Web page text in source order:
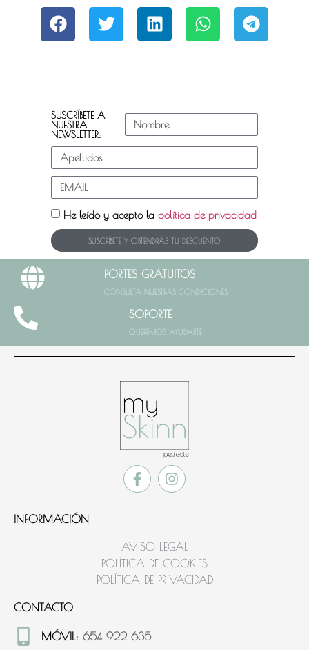
SUSCRÍBETE A
NUESTRA
NEWSLETTER:
He leído y acepto la política de privacidad
SUSCRÍBETE Y OBTENDRÁS TU DESCUENTO
PORTES GRATUITOS
CONSULTA NUESTRAS CONDICIONES
SOPORTE
QUEREMOS AYUDARTE
INFORMACIÓN
AVISO LEGAL
POLÍTICA DE COOKIES
POLÍTICA DE PRIVACIDAD
CONTACTO
MÓVIL : 654 922 635